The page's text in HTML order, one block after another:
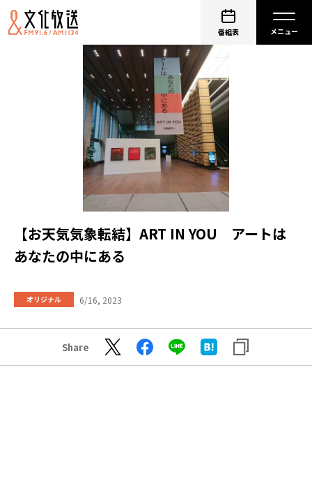
番組表
【お天気気象転結】ART IN YOU アートは
あなたの中にある
オリジナル 6/16, 2023
Share